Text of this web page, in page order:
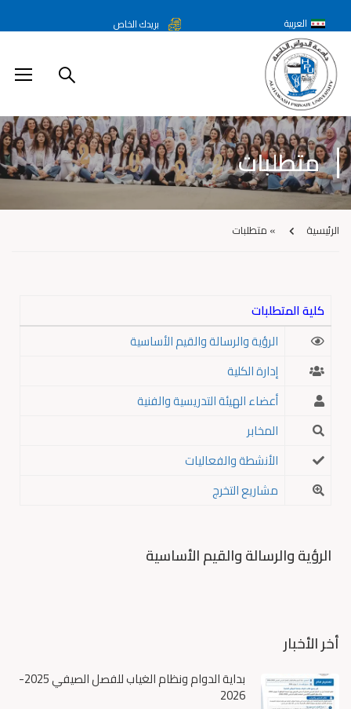
العربية بريدك الخاص
متطلبات
الرئيسية » متطلبات
كلية المتطلبات
الرؤية والرسالة والقيم الأساسية
إدارة الكلية
أعضاء الهيئة التدريسية والفنية
المخابر
الأنشطة والفعاليات
مشاريع التخرج
الرؤية والرسالة والقيم الأساسية
أخر الأخبار
بداية الدوام ونظام الغياب للفصل الصيفي 2025-
2026